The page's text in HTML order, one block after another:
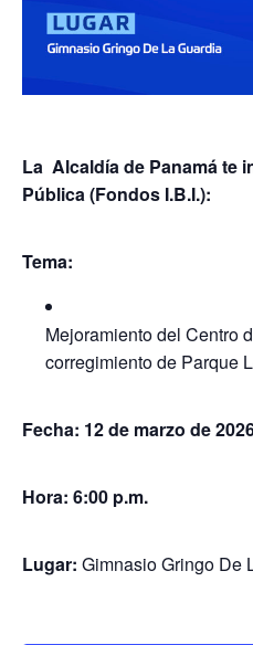
La Alcaldía de Panamá te
Pública (Fondos I.B.I.):
Tema:
Mejoramiento del Centro
corregimiento de Parque
Fecha: 12 de marzo de
Hora: 6:00 p.m.
Lugar: Gimnasio Gringo De